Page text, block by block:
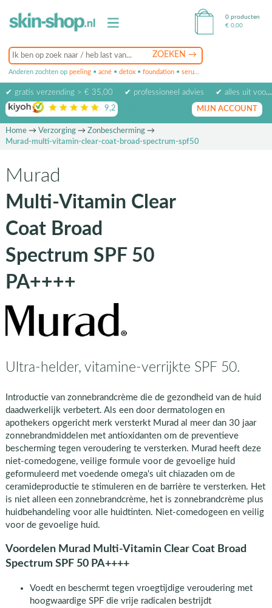
Anderen zochten op peeling • acné • detox • foundation • serum
0 producten
€ 0,00
✔ gratis verzending > € 35,00 ✔ professioneel advies
✔ alles uit voorraad leverbaar
9,2 op basis van beoordelingen
MIJN ACCOUNT
Home→ Verzorging→ Zonbescherming→
Murad-multi-vitamin-clear-coat-broad-spectrum-spf50
Murad
Multi-Vitamin Clear
Coat Broad
Spectrum SPF 50
PA++++
Ultra-helder, vitamine-verrijkte SPF 50.
Introductie van zonnebrandcrème die de gezondheid van de huid
daadwerkelijk verbetert. Als een door dermatologen en
apothekers opgericht merk versterkt Murad al meer dan 30 jaar
zonnebrandmiddelen met antioxidanten om de preventieve
bescherming tegen veroudering te versterken. Murad heeft deze
niet-comedogene, veilige formule voor de gevoelige huid
geformuleerd met voedende omega's uit chiazaden om de
ceramideproductie te stimuleren en de barrière te versterken. Het
is niet alleen een zonnebrandcrème, het is zonnebrandcrème plus
huidbehandeling voor alle huidtinten. Niet-comedogeen en veilig
voor de gevoelige huid.
Voordelen Murad Multi-Vitamin Clear Coat Broad
Spectrum SPF 50 PA++++
Voedt en beschermt tegen vroegtijdige veroudering met
hoogwaardige SPF die vrije radicalen bestrijdt